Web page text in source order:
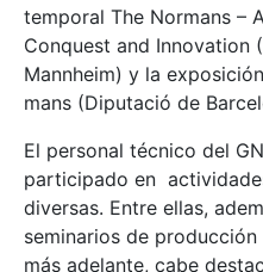
temporal The Normans –
Conquest and Innovation
Mannheim) y la
mans (Diputació de
El personal técnico del
participado en
diversas. Entre ellas,
seminarios de
más adelante, cabe